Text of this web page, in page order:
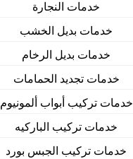
خدمات النجارة
خدمات بديل الخشب
خدمات بديل الرخام
خدمات تجديد الحمامات
خدمات تركيب أبواب ألمونيوم
خدمات تركيب الباركيه
خدمات تركيب الجبس بورد